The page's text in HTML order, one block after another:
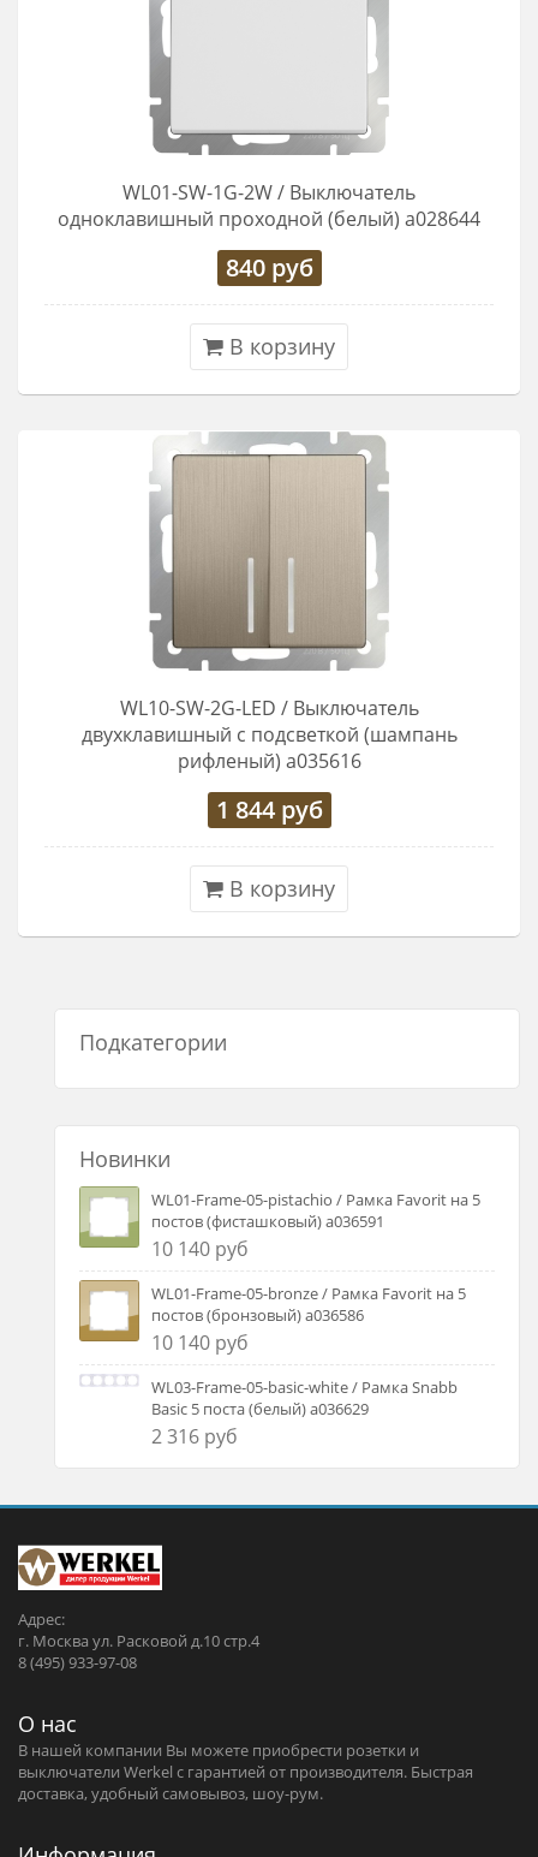
WL01-SW-1G-2W / Выключатель
одноклавишный проходной (белый) a028644
840руб
В корзину
WL10-SW-2G-LED / Выключатель
двухклавишный с подсветкой (шампань
рифленый) a035616
1 844руб
В корзину
Подкатегории
Новинки
WL01-Frame-05-pistachio / Рамка Favorit на 5
постов (фисташковый) a036591
10 140 руб
WL01-Frame-05-bronze / Рамка Favorit на 5
постов (бронзовый) a036586
10 140 руб
WL03-Frame-05-basic-white / Рамка Snabb
Basic 5 поста (белый) a036629
2 316 руб
Адрес:
г. Москва ул. Расковой д.10 стр.4
8 (495) 933-97-08
О нас
В нашей компании Вы можете приобрести розетки и
выключатели Werkel c гарантией от производителя. Быстрая
доставка, удобный самовывоз, шоу-рум.